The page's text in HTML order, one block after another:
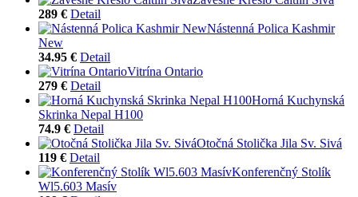
289 € Detail
Nástenná Polica Kashmir
New
34.95 € Detail
Vitrína Ontario
279 € Detail
Horná Kuchynská
Skrinka Nepal H100
74.9 € Detail
Otočná Stolička Jila Sv. Sivá
119 € Detail
Konferenčný Stolík
Wl5.603 Masív